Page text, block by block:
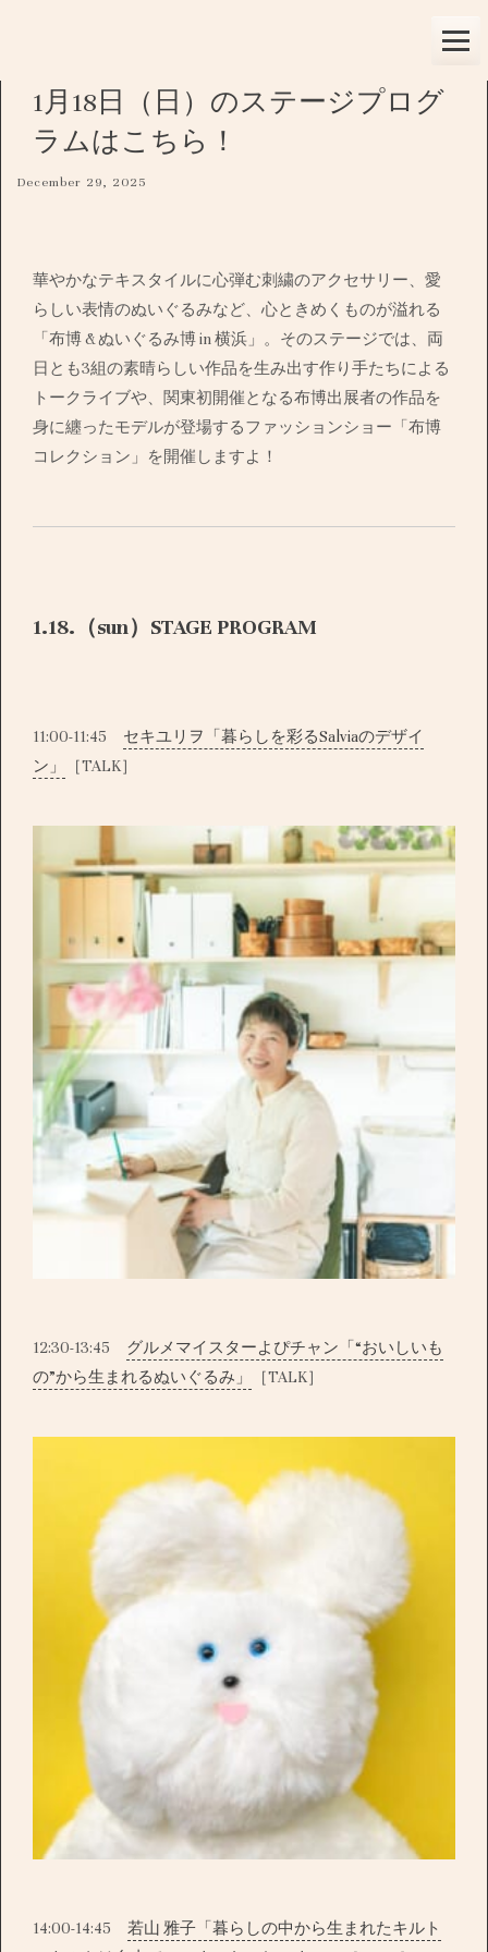
1月18日（日）のステージプログ
ラムはこちら！
December 29, 2025
華やかなテキスタイルに心弾む刺繍のアクセサリー、愛
らしい表情のぬいぐるみなど、心ときめくものが溢れる
「布博 & ぬいぐるみ博 in 横浜」。そのステージでは、両
日とも3組の素晴らしい作品を生み出す作り手たちによる
トークライブや、関東初開催となる布博出展者の作品を
身に纏ったモデルが登場するファッションショー「布博
コレクション」を開催しますよ！
1.18.（sun）STAGE PROGRAM
11:00-11:45 セキユリヲ「暮らしを彩るSalviaのデザイ
ン」
［TALK］
12:30-13:45 グルメマイスターよぴチャン「“おいしいも
の”から生まれるぬいぐるみ」
［TALK］
14:00-14:45 若山 雅子「暮らしの中から生まれたキルト